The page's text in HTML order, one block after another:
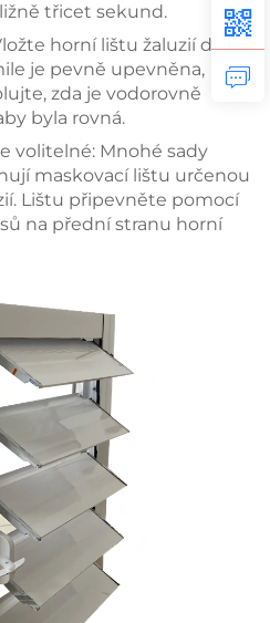
třicet sekund.
horní lištu žaluzií do
je pevně upevněna,
zda je vodorovně
byla rovná.
volitelné: Mnohé sady
maskovací lištu určenou
Lištu připevněte pomocí
na přední stranu horní